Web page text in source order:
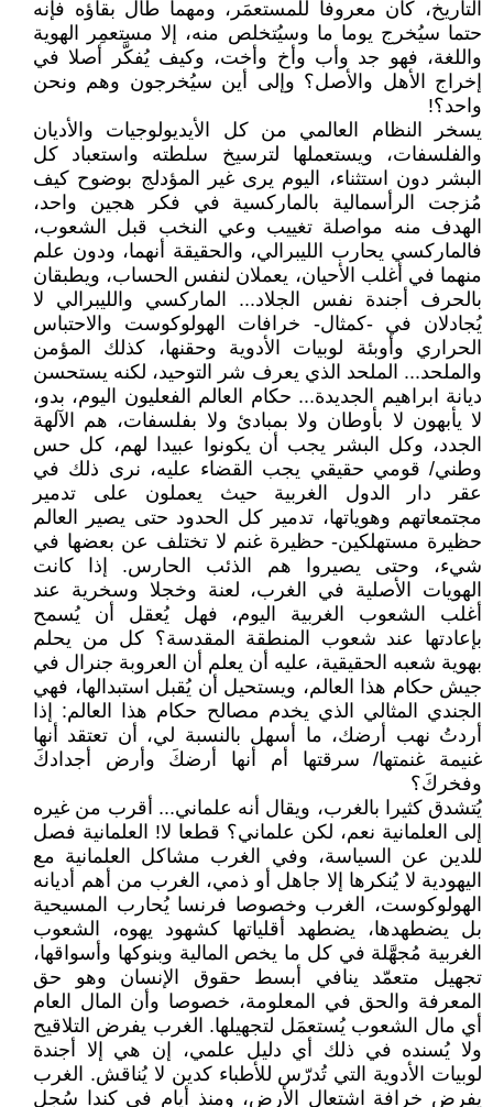
التاريخ، كان معروفا للمستعمَر، ومهما طال بقاؤه فإنه
حتما سيُخرج يوما ما وسيُتخلص منه، إلا مستعمِر الهوية
واللغة، فهو جد وأب وأخ وأخت، وكيف يُفكَّر أصلا في
إخراج الأهل والأصل؟ وإلى أين سيُخرجون وهم ونحن
واحد؟!
يسخر النظام العالمي من كل الأيديولوجيات والأديان
والفلسفات، ويستعملها لترسيخ سلطته واستعباد كل
البشر دون استثناء، اليوم يرى غير المؤدلج بوضوح كيف
مُزجت الرأسمالية بالماركسية في فكر هجين واحد،
الهدف منه مواصلة تغييب وعي النخب قبل الشعوب،
فالماركسي يحارب الليبرالي، والحقيقة أنهما، ودون علم
منهما في أغلب الأحيان، يعملان لنفس الحساب، ويطبقان
بالحرف أجندة نفس الجلاد... الماركسي والليبرالي لا
يُجادلان في -كمثال- خرافات الهولوكوست والاحتباس
الحراري وأوبئة لوبيات الأدوية وحقنها، كذلك المؤمن
والملحد... الملحد الذي يعرف شر التوحيد، لكنه يستحسن
ديانة ابراهيم الجديدة... حكام العالم الفعليون اليوم، بدو،
لا يأبهون لا بأوطان ولا بمبادئ ولا بفلسفات، هم الآلهة
الجدد، وكل البشر يجب أن يكونوا عبيدا لهم، كل حس
وطني/ قومي حقيقي يجب القضاء عليه، نرى ذلك في
عقر دار الدول الغربية حيث يعملون على تدمير
مجتمعاتهم وهوياتها، تدمير كل الحدود حتى يصير العالم
حظيرة مستهلكين- حظيرة غنم لا تختلف عن بعضها في
شيء، وحتى يصيروا هم الذئب الحارس. إذا كانت
الهويات الأصلية في الغرب، لعنة وخجلا وسخرية عند
أغلب الشعوب الغربية اليوم، فهل يُعقل أن يُسمح
بإعادتها عند شعوب المنطقة المقدسة؟ كل من يحلم
بهوية شعبه الحقيقية، عليه أن يعلم أن العروبة جنرال في
جيش حكام هذا العالم، ويستحيل أن يُقبل استبدالها، فهي
الجندي المثالي الذي يخدم مصالح حكام هذا العالم: إذا
أردتُ نهب أرضك، ما أسهل بالنسبة لي، أن تعتقد أنها
غنيمة غنمتها/ سرقتها أم أنها أرضكَ وأرض أجدادكَ
وفخركَ؟
يُتشدق كثيرا بالغرب، ويقال أنه علماني... أقرب من غيره
إلى العلمانية نعم، لكن علماني؟ قطعا لا! العلمانية فصل
للدين عن السياسة، وفي الغرب مشاكل العلمانية مع
اليهودية لا يُنكرها إلا جاهل أو ذمي، الغرب من أهم أديانه
الهولوكوست، الغرب وخصوصا فرنسا يُحارب المسيحية
بل يضطهدها، يضطهد أقلياتها كشهود يهوه، الشعوب
الغربية مُجهَّلة في كل ما يخص المالية وبنوكها وأسواقها،
تجهيل متعمّد ينافي أبسط حقوق الإنسان وهو حق
المعرفة والحق في المعلومة، خصوصا وأن المال العام
أي مال الشعوب يُستعمَل لتجهيلها. الغرب يفرض التلاقيح
ولا يُسنده في ذلك أي دليل علمي، إن هي إلا أجندة
لوبيات الأدوية التي تُدرّس للأطباء كدين لا يُناقش. الغرب
يفرض خرافة اشتعال الأرض، ومنذ أيام في كندا سُجل